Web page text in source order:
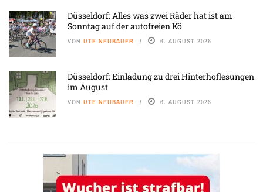
Düsseldorf: Alles was zwei Räder hat ist am
Sonntag auf der autofreien Kö
VON UTE NEUBAUER 6. AUGUST 2026
Düsseldorf: Einladung zu drei Hinterhoflesungen
im August
VON UTE NEUBAUER 6. AUGUST 2026